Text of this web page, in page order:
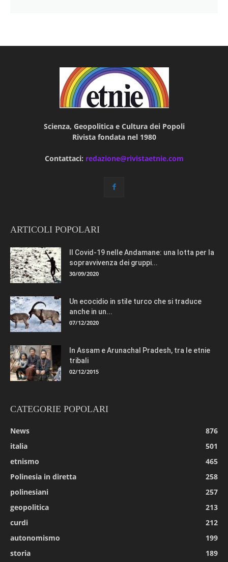
Scienza, Geopolitica e Cultura dei Popoli
Rivista fondata nel 1980
Contattaci: redazione@rivistaetnie.com
ARTICOLI POPOLARI
Il Covid-19 nelle Andamane: una lotta per la
sopravvivenza dei gruppi...
30/09/2020
Un ecocidio in stile turco che si traduce
anche in un...
07/12/2020
In Assam e Arunachal Pradesh, tra le etnie
tribali
02/12/2015
CATEGORIE POPOLARI
News
876
italia
501
etnismo
465
Polinesia in diretta
258
polinesiani
257
geopolitica
213
curdi
212
autonomismo
199
storia
189